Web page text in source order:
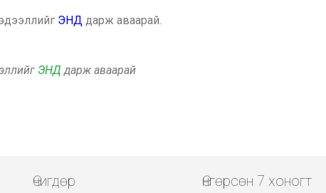
ЭНД дарж аваарай.
ЭНД дарж аваарай
Өчигдөр Өнгөрсөн 7 хоногт